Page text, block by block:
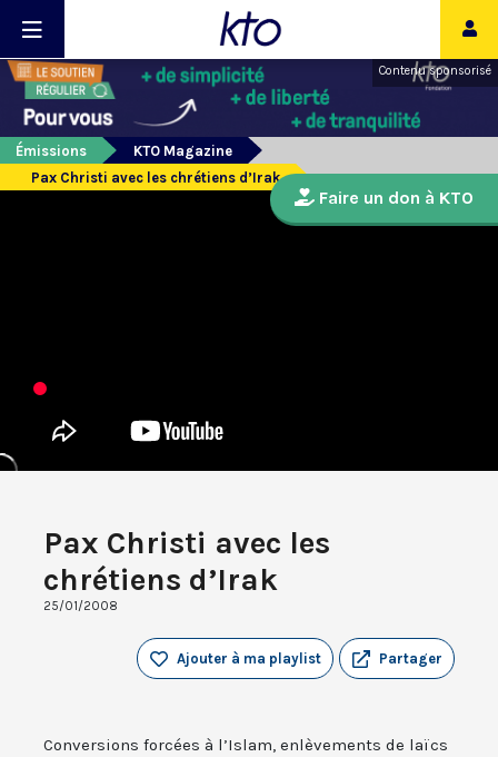
Contenu sponsorisé
Émissions
KTO Magazine
Pax Christi avec les chrétiens d’Irak
Pax Christi avec les
chrétiens d’Irak
25/01/2008
Partager
Ajouter à ma playlist
Conversions forcées à l’Islam, enlèvements de laïcs
Faire un don à KTO